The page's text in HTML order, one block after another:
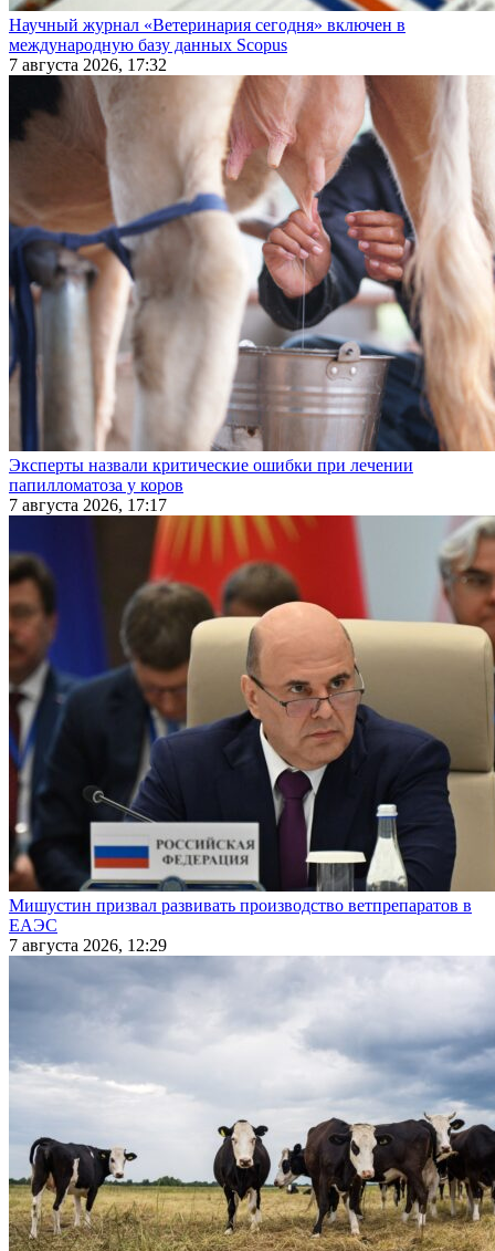
Научный журнал «Ветеринария сегодня» включен в
международную базу данных Scopus
7 августа 2026, 17:32
Эксперты назвали критические ошибки при лечении
папилломатоза у коров
7 августа 2026, 17:17
Мишустин призвал развивать производство ветпрепаратов в
ЕАЭС
7 августа 2026, 12:29